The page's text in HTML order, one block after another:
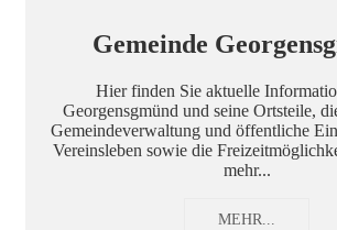
Gemeinde
Hier finden Sie aktuelle
Georgensgmünd und seine Ortsteile,
Gemeindeverwaltung und öffentliche
Vereinsleben sowie die
mehr...
MEHR...